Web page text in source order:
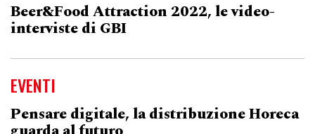
Beer&Food Attraction 2022, le video-
interviste di GBI
EVENTI
Pensare digitale, la distribuzione Horeca